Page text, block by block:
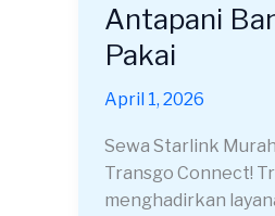
Antapani
Pakai
April 1, 2026
Sewa Starlink
Transgo Connect!
menghadirkan
Modem
Orbit
Antapani
Siap
Pakai